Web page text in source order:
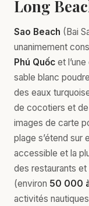
Long
Sao Beach (Bai
unanimement
Phú Quốc et
sable blanc
des eaux
de cocotiers et
images de carte
plage s’étend sur
accessible et la
des restaurants
(environ 50 000
activités